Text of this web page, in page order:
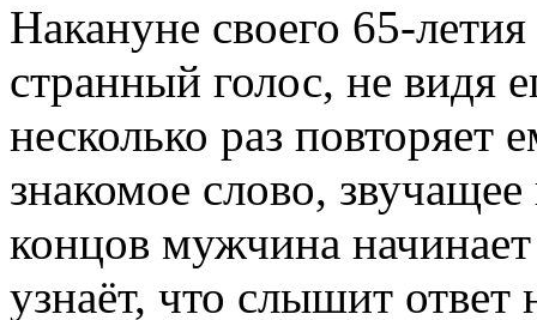
Накануне своего 65-
странный голос, не видя
несколько раз повторяет
знакомое слово,
концов мужчина начинает
узнаёт, что слышит